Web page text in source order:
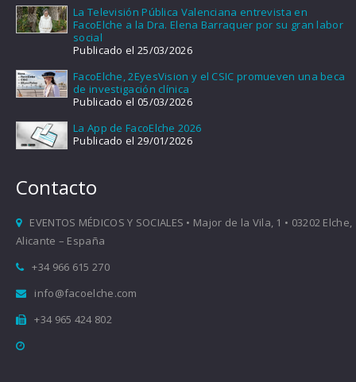
La Televisión Pública Valenciana entrevista en
FacoElche a la Dra. Elena Barraquer por su gran labor
social
Publicado el 25/03/2026
FacoElche, 2EyesVision y el CSIC promueven una beca
de investigación clínica
Publicado el 05/03/2026
La App de FacoElche 2026
Publicado el 29/01/2026
Contacto
EVENTOS MÉDICOS Y SOCIALES • Major de la Vila, 1 • 03202 Elche,
Alicante – España
+34 966 615 270
info@facoelche.com
+34 965 424 802